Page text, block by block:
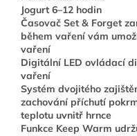
Jogurt 6–12 hodin
Časovač Set & Forget
během vaření vám
vaření
Digitální LED ovládací
vaření
Systém dvojitého
zachování příchutí
teplotu uvnitř hrnce
Funkce Keep Warm